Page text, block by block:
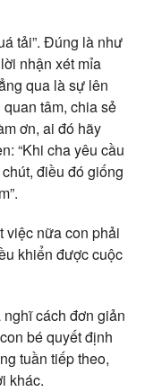
tải”. Đúng là như
nhận xét mỉa
qua là sự lên
tâm, chia sẻ
ơn, ai đó hãy
“Khi cha yêu cầu
điều đó giống
việc nữa con phải
khiển được cuộc
cách đơn giản
bé quyết định
tuần tiếp theo,
khác.